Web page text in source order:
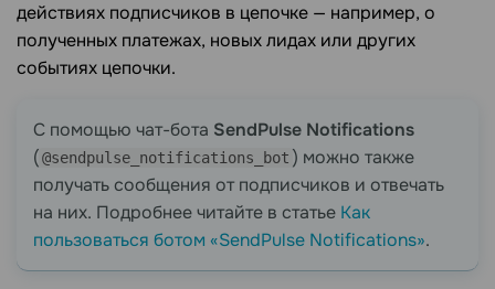
действиях подписчиков в цепочке — например, о
полученных платежах, новых лидах или других
событиях цепочки.
С помощью чат-бота SendPulse Notifications
(@sendpulse_notifications_bot ) можно также
получать сообщения от подписчиков и отвечать
на них. Подробнее читайте в статье Как
пользоваться ботом «SendPulse Notifications».